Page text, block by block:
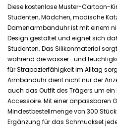
Diese kostenlose Muster-Cartoon-
Studenten, Mädchen, modische
Damenarmbanduhr ist mit einem
Design gestaltet und eignet sich
Studenten. Das Silikonmaterial
während die wasser- und
für Strapazierfähigkeit im Alltag
Armbanduhr dient nicht nur der
auch das Outfit des Trägers um
Accessoire. Mit einer anpassbaren
Mindestbestellmenge von 300
Ergänzung für das Schmuckset